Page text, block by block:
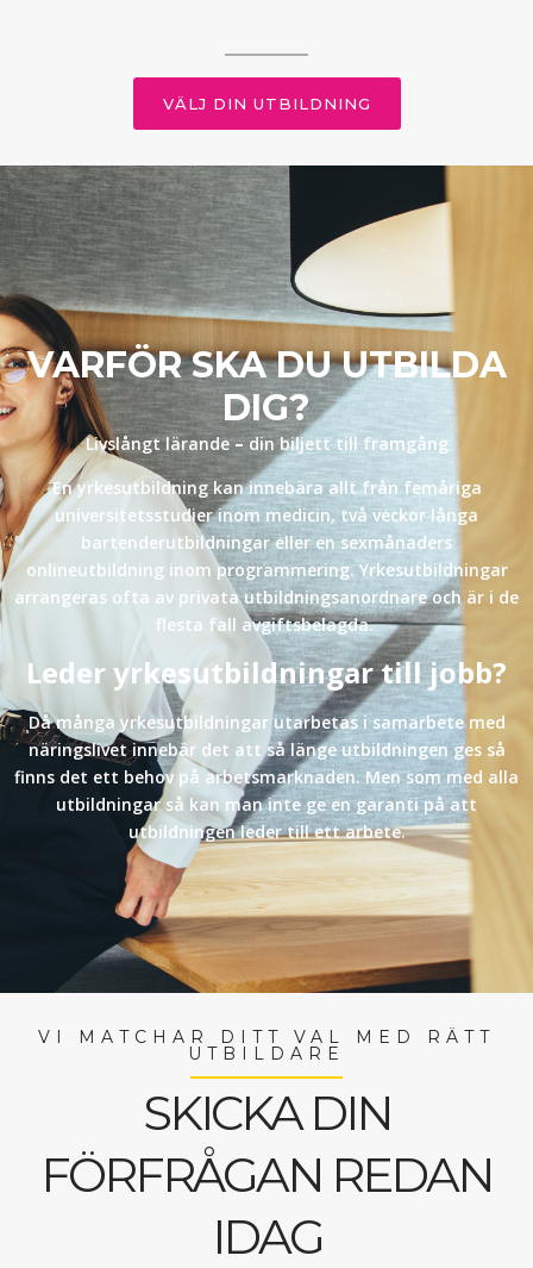
VÄLJ DIN UTBILDNING
VARFÖR SKA DU UTBILDA
DIG?
Livslångt lärande–din biljett till framgång
En yrkesutbildning kan innebära allt från femåriga
universitetsstudier inom medicin, två veckor långa
bartenderutbildningar eller en sexmånaders
onlineutbildning inom programmering. Yrkesutbildningar
arrangeras ofta av privata utbildningsanordnare och är i de
flesta fall avgiftsbelagda.
Leder yrkesutbildningar till jobb?
Då många yrkesutbildningar utarbetas i samarbete med
näringslivet innebär det att så länge utbildningen ges så
finns det ett behov på arbetsmarknaden. Men som med alla
utbildningar så kan man inte ge en garanti på att
utbildningen leder till ett arbete.
VI MATCHAR DITT VAL MED RÄTT
UTBILDARE
SKICKA DIN
FÖRFRÅGAN REDAN
IDAG